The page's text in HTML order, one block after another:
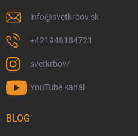
info@svetkrbov.sk
+421948184721
svetkrbov/
YouTube kanál
BLOG